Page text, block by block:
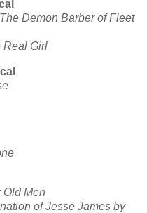
Demon Barber of Fleet
Real Girl
Old Men
of Jesse James by